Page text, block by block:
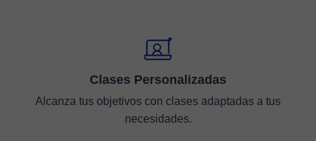
Clases Personalizadas
Alcanza tus objetivos con clases adaptadas a tus
necesidades.